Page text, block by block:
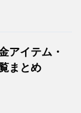
アイテム・
まとめ